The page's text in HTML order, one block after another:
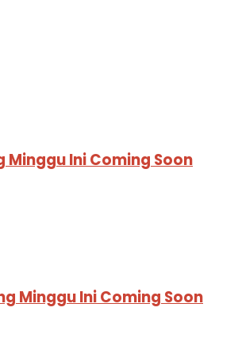
Minggu Ini Coming Soon
Minggu Ini Coming Soon